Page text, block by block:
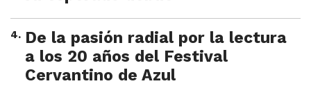
4. De la pasión radial por la lectura
a los 20 años del Festival
Cervantino de Azul